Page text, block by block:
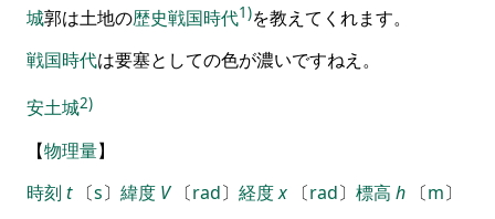
城郭は土地の歴史戦国時代1)を教えてくれます。
戦国時代は要塞としての色が濃いですねえ 。
安土城2)
【物理量】
時刻 t〔s〕 緯度 V〔rad〕 経度x 〔rad〕 標高 h 〔m〕